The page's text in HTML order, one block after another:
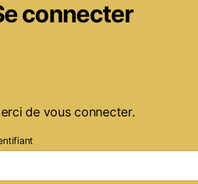
connecter
de vous connecter.